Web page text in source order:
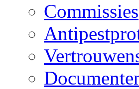
Commissies